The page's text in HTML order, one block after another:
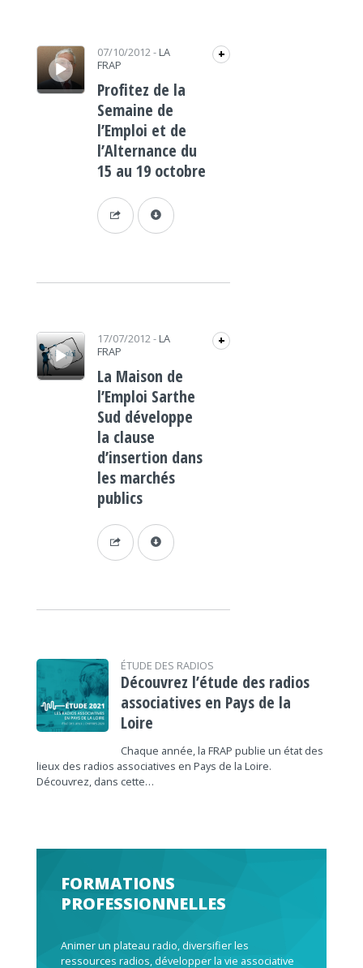
Lecteur audio 07/10/2012- LA
FRAP
+
Profitez de la
Semaine de
l’Emploi et de
l’Alternance du
15 au 19 octobre
Lecteur audio 17/07/2012- LA
FRAP
+
La Maison de
l’Emploi Sarthe
Sud développe
la clause
d’insertion dans
les marchés
publics
ÉTUDE DES RADIOS
Découvrez l’étude des radios
associatives en Pays de la
Loire
Chaque année, la FRAP publie un état des
lieux des radios associatives en Pays de la Loire.
Découvrez, dans cette…
FORMATIONS
PROFESSIONNELLES
Animer un plateau radio, diversifier les
ressources radios, développer la vie associative